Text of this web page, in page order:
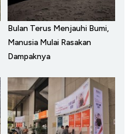
Bulan Terus Menjauhi Bumi,
Manusia Mulai Rasakan
Dampaknya